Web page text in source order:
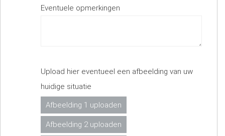
Eventuele opmerkingen
Upload hier eventueel een afbeelding van uw
huidige situatie
Afbeelding 1 uploaden
Afbeelding 2 uploaden